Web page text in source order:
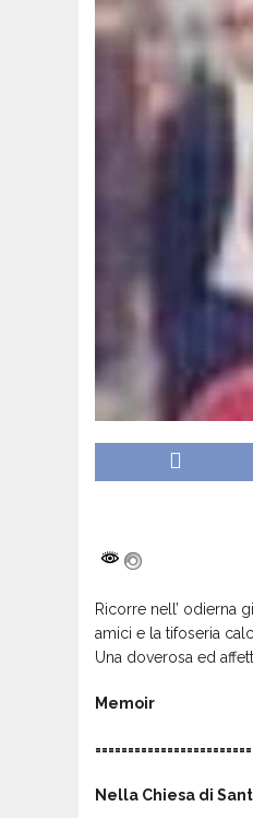
Ricorre nell’ odierna
amici e la tifoseria
Una doverosa ed
Memoir
Nella Chiesa di